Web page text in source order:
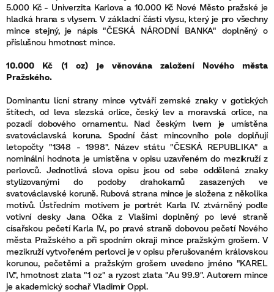
5.000 Kč - Univerzita Karlova a 10.000 Kč Nové Město pražské je
hladká hrana s vlysem. V základní části vlysu, který je pro všechny
mince stejný, je nápis "ČESKÁ NÁRODNÍ BANKA" doplněný o
příslušnou hmotnost mince.
10.000 Kč (1 oz) je věnována založení Nového města
Pražského.
Dominantu lícní strany mince vytváří zemské znaky v gotických
štítech, od leva slezská orlice, český lev a moravská orlice, na
pozadí dobového ornamentu. Nad českým lvem je umístěna
svatováclavská koruna. Spodní část mincovního pole doplňují
letopočty "1348 - 1998". Název státu "ČESKÁ REPUBLIKA" a
nominální hodnota je umístěna v opisu uzavřeném do mezikruží z
perlovců. Jednotlivá slova opisu jsou od sebe oddělená znaky
stylizovanými do podoby drahokamů zasazených ve
svatováclavské koruně. Rubová strana mince je složena z několika
motivů. Ústředním motivem je portrét Karla IV. ztvárněný podle
votivní desky Jana Očka z Vlašimi doplněný po levé straně
císařskou pečetí Karla IV., po pravé straně dobovou pečetí Nového
města Pražského a při spodním okraji mince pražským grošem. V
mezikruží vytvořeném perlovci je v opisu přerušovaném královskou
korunou, pečetěmi a pražským grošem uvedeno jméno "KAREL
IV.", hmotnost zlata "1 oz" a ryzost zlata "Au 99.9". Autorem mince
je akademický sochař Vladimír Oppl.